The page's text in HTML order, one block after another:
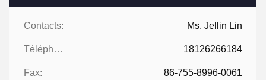
Contacts: Ms. Jellin Lin
Téléphone: 18126266184
Fax: 86-755-8996-0061